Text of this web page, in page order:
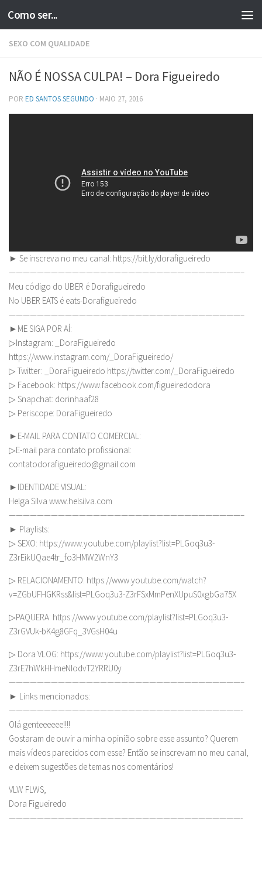
Skip to content
Como ser...
SEXO COM QUALIDADE
NÃO É NOSSA CULPA! – Dora Figueiredo
POR ED SANTOS SEGUNDO · MAIO 27, 2016
► Se inscreva no meu canal: https://bit.ly/dorafigueiredo
—————————————————————————————————–
Meu código do UBER é Dorafigueiredo
No UBER EATS é eats-Dorafigueiredo
—————————————————————————————————–
►ME SIGA POR AÍ:
▷Instagram: _DoraFigueiredo
https://www.instagram.com/_DoraFigueiredo/
▷ Twitter: _DoraFigueiredo https://twitter.com/_DoraFigueiredo
▷ Facebook: https://www.facebook.com/figueiredodora
▷ Snapchat: dorinhaaf28
▷ Periscope: DoraFigueiredo
►E-MAIL PARA CONTATO COMERCIAL:
▷E-mail para contato profissional:
contatodorafigueiredo@gmail.com
►IDENTIDADE VISUAL:
Helga Silva www.helsilva.com
—————————————————————————————————–
► Playlists:
▷ SEXO: https://www.youtube.com/playlist?list=PLGoq3u3-
Z3rEikUQae4tr_fo3HMW2WnY3
▷ RELACIONAMENTO: https://www.youtube.com/watch?
v=ZGbUFHGKRss&list=PLGoq3u3-Z3rFSxMmPenXUpuS0xgbGa75X
▷PAQUERA: https://www.youtube.com/playlist?list=PLGoq3u3-
Z3rGVUk-bK4g8GFq_3VGsH04u
▷ Dora VLOG: https://www.youtube.com/playlist?list=PLGoq3u3-
Z3rE7hWkHHmeNIodvT2YRRU0y
—————————————————————————————————–
► Links mencionados:
—————————————————————————————————-
Olá genteeeeee!!!!
Gostaram de ouvir a minha opinião sobre esse assunto? Querem
mais vídeos parecidos com esse? Então se inscrevam no meu canal,
e deixem sugestões de temas nos comentários!
VLW FLWS,
Dora Figueiredo
—————————————————————————————————-